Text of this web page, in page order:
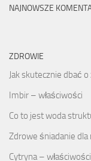
NAJNOWSZE
ZDROWIE
Jak skutecznie dbać
Imbir – właściwości
Co to jest woda
Zdrowe śniadanie dla
Cytryna – właściwości